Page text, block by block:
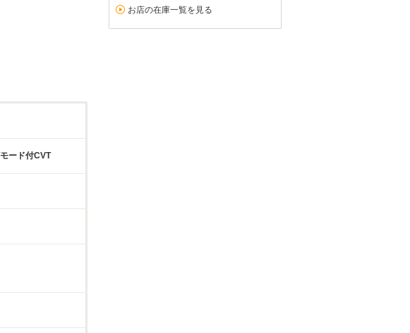
ード付CVT
お店の在庫一覧を見る